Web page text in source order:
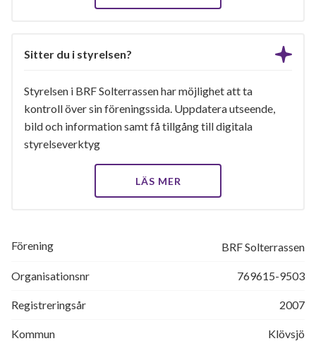
Sitter du i styrelsen?
Styrelsen i BRF Solterrassen har möjlighet att ta
kontroll över sin föreningssida. Uppdatera utseende,
bild och information samt få tillgång till digitala
styrelseverktyg
LÄS MER
Förening BRF Solterrassen
Organisationsnr 769615-9503
Registreringsår 2007
Kommun Klövsjö